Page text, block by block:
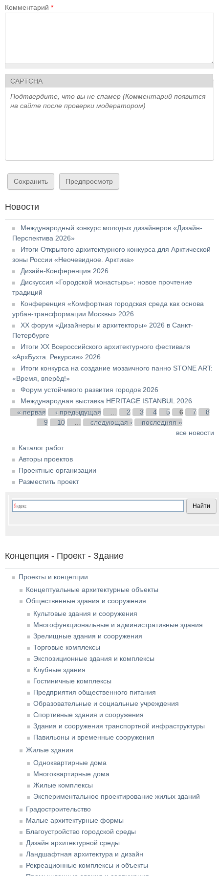
Комментарий *
CAPTCHA
Подтвердите, что вы не спамер (Комментарий появится
на сайте после проверки модератором)
Новости
Международный конкурс молодых дизайнеров «Дизайн-
Перспектива 2026»
Итоги Открытого архитектурного конкурса для Арктической
зоны России «Неочевидное. Арктика»
Дизайн-Конференция 2026
Дискуссия «Городской монастырь»: новое прочтение
традиций
Конференция «Комфортная городская среда как основа
урбан-трансформации Москвы» 2026
XX форум «Дизайнеры и архитекторы» 2026 в Санкт-
Петербурге
Итоги XX Всероссийского архитектурного фестиваля
«АрхБухта. Рекурсия» 2026
Итоги конкурса на создание мозаичного панно STONE ART:
«Время, вперёд!»
Форум устойчивого развития городов 2026
Международная выставка HERITAGE ISTANBUL 2026
Страницы
« первая ‹ предыдущая 2 3 4 5 6 7
8
9
10 следующая ›
последняя »
все новости
Каталог работ
Авторы проектов
Проектные организации
Разместить проект
Концепция - Проект - Здание
Проекты и концепции
Концептуальные архитектурные объекты
Общественные здания и сооружения
Культовые здания и сооружения
Многофункциональные и административные здания
Зрелищные здания и сооружения
Торговые комплексы
Экспозиционные здания и комплексы
Клубные здания
Гостиничные комплексы
Предприятия общественного питания
Образовательные и социальные учреждения
Спортивные здания и сооружения
Здания и сооружения транспортной инфраструктуры
Павильоны и временные сооружения
Жилые здания
Одноквартирные дома
Многоквартирные дома
Жилые комплексы
Экспериментальное проектирование жилых зданий
Градостроительство
Малые архитектурные формы
Благоустройство городской среды
Дизайн архитектурной среды
Ландшафтная архитектура и дизайн
Рекреационные комплексы и объекты